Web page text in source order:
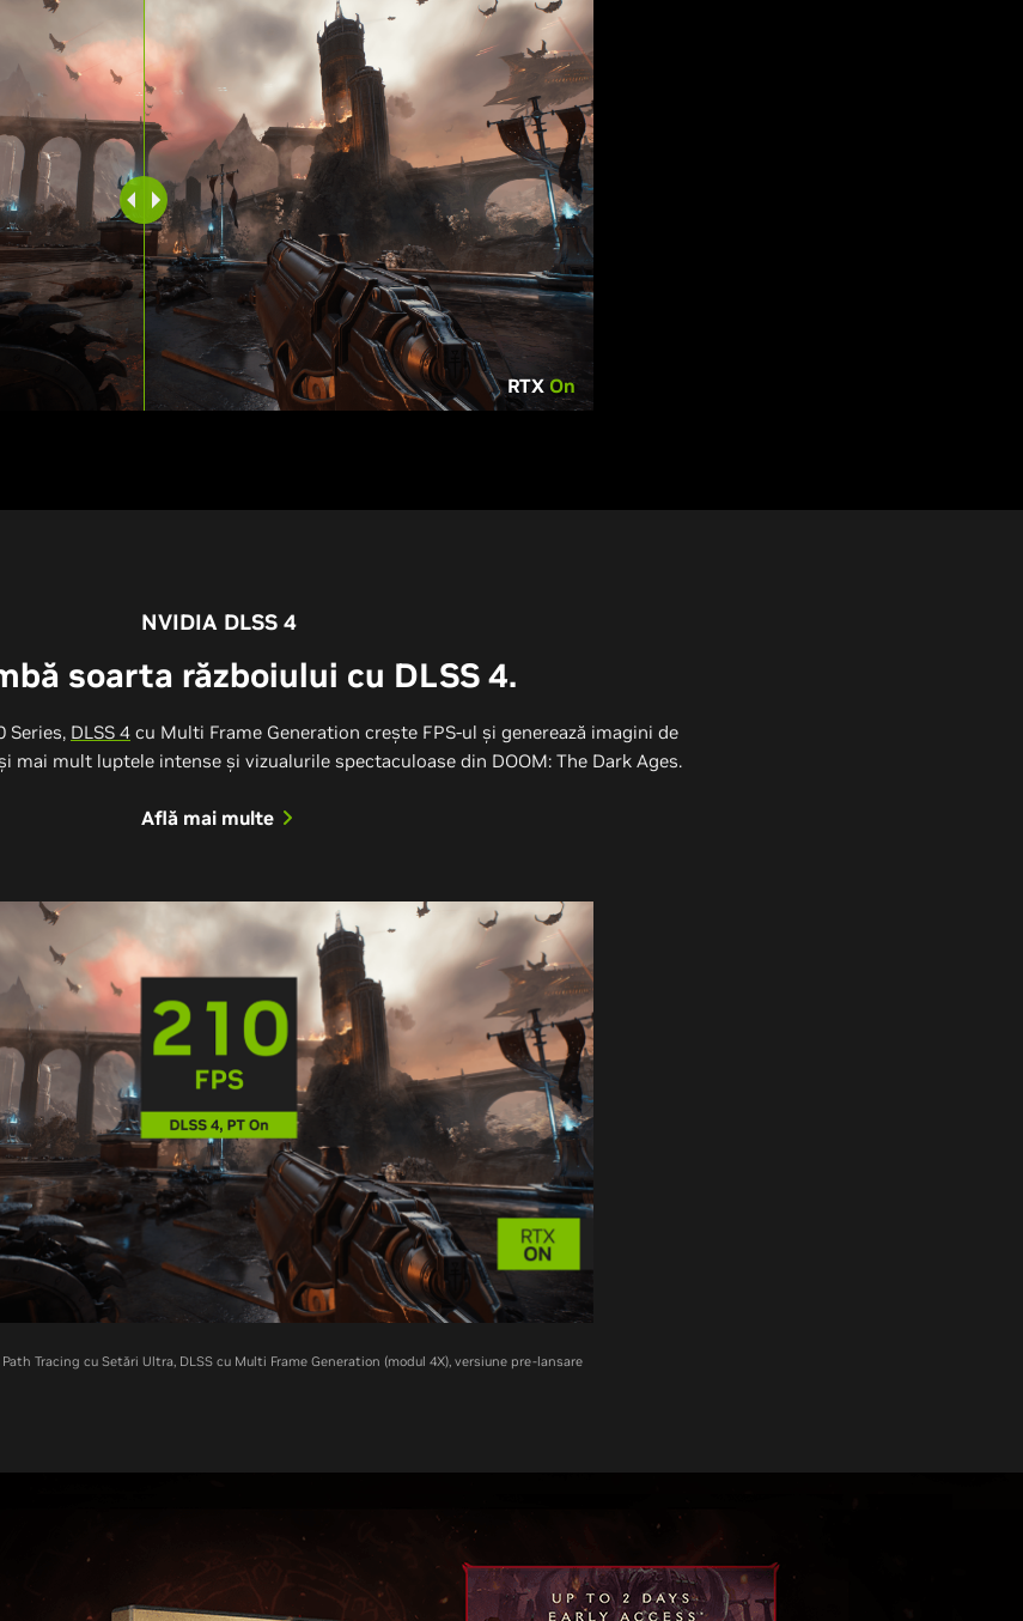
RTX On
NVIDIA DLSS 4
soarta războiului cu DLSS 4.
Series, DLSS 4 cu Multi Frame Generation crește FPS-ul și generează imagini de
mai mult luptele intense și vizualurile spectaculoase din DOOM: The Dark Ages.
Află mai multe
Path Tracing cu Setări Ultra, DLSS cu Multi Frame Generation (modul 4X), versiune pre-lansare